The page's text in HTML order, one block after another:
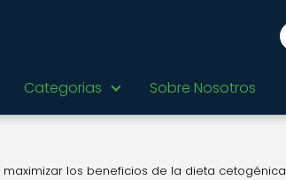
Categorias Sobre Nosotros
los beneficios de la dieta cetogénica